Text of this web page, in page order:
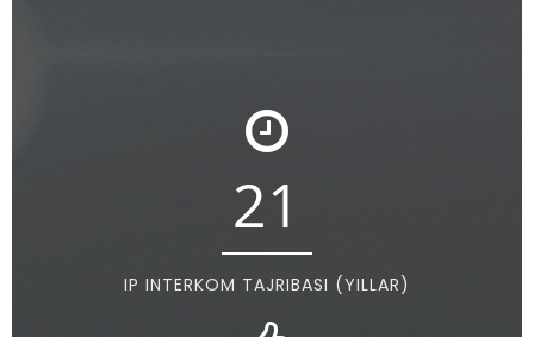
21
IP INTERKOM TAJRIBASI (YILLAR)